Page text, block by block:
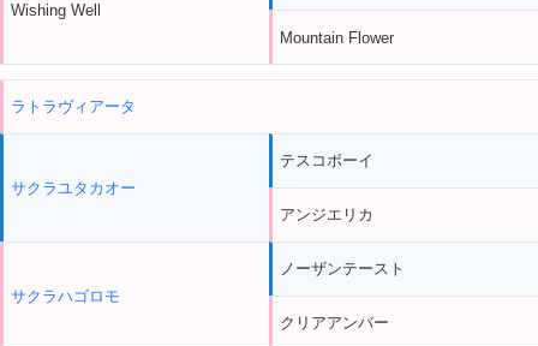
Wishing Well
Mountain Flower
ラトラヴィアータ
サクラユタカオー
サクラハゴロモ
テスコボーイ
アンジエリカ
ノーザンテースト
クリアアンバー